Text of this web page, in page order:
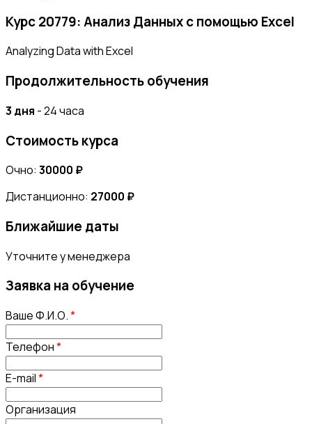
Курс 20779: Анализ Данных с помощью Excel
Analyzing Data with Excel
Продолжительность обучения
3 дня - 24 часа
Стоимость курса
Очно: 30000 ₽
Дистанционно: 27000 ₽
Ближайшие даты
Уточните у менеджера
Заявка на обучение
Ваше Ф.И.О.*
Телефон*
E-mail*
Организация